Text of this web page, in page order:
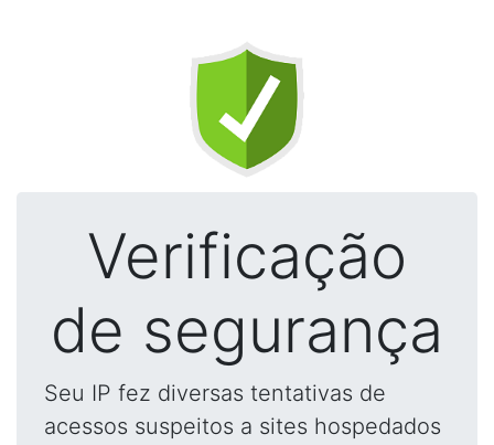
Verificação
de segurança
Seu IP fez diversas tentativas de
acessos suspeitos a sites hospedados